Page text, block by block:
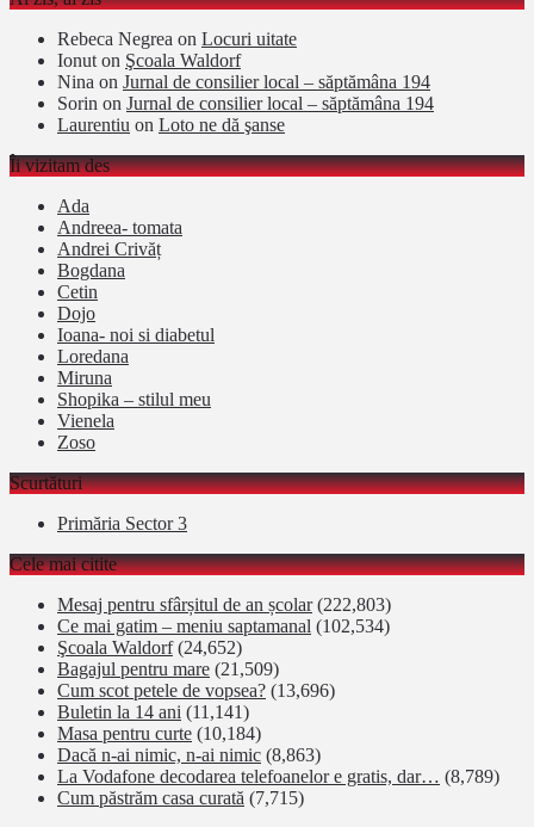
Rebeca Negrea on Locuri uitate
Ionut on Şcoala Waldorf
Nina on Jurnal de consilier local – săptămâna 194
Sorin on Jurnal de consilier local – săptămâna 194
Laurentiu on Loto ne dă şanse
Îi vizitam des
Ada
Andreea- tomata
Andrei Crivăț
Bogdana
Cetin
Dojo
Ioana- noi si diabetul
Loredana
Miruna
Shopika – stilul meu
Vienela
Zoso
Scurtături
Primăria Sector 3
Cele mai citite
Mesaj pentru sfârșitul de an școlar (222,803)
Ce mai gatim – meniu saptamanal (102,534)
Şcoala Waldorf (24,652)
Bagajul pentru mare (21,509)
Cum scot petele de vopsea? (13,696)
Buletin la 14 ani (11,141)
Masa pentru curte (10,184)
Dacă n-ai nimic, n-ai nimic (8,863)
La Vodafone decodarea telefoanelor e gratis, dar… (8,789)
Cum păstrăm casa curată (7,715)